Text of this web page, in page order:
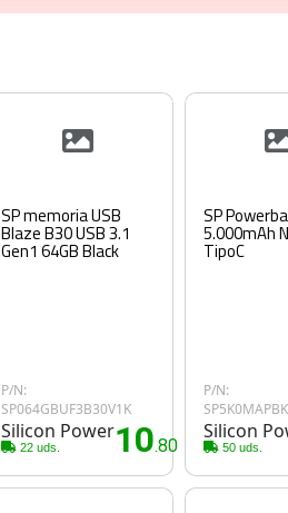
SP memoria USB
Blaze B30 USB 3.1
Gen1 64GB Black
P/N:
SP064GBUF3B30V1K
Silicon Power
22 uds. 10.80€
SP
5.000mAh
TipoC
P/N:
Silicon
50 uds.